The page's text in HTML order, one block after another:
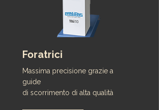
Foratrici
Massima precisione grazie a
guide
di scorrimento di alta qualità